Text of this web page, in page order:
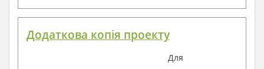
Додаткова копія проекту
Для